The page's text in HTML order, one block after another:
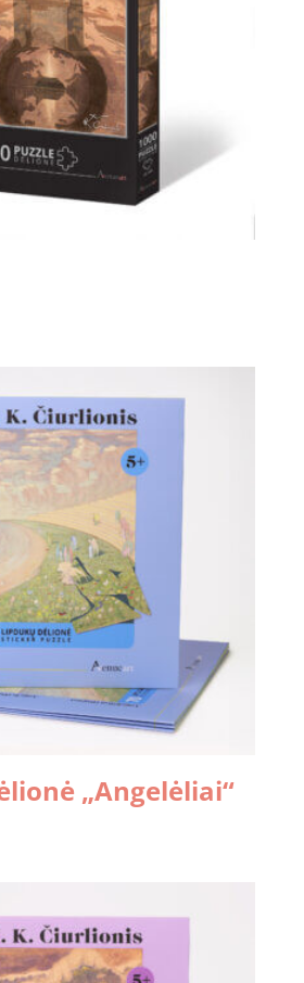
„Angelėliai“